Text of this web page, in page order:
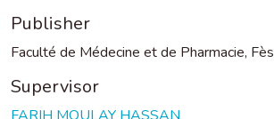
Publisher
Faculté de Médecine et de Pharmacie, Fès
Supervisor